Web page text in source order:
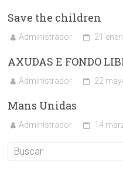
Save the children
Administrador 21
AXUDAS E FONDO
Administrador 22
Mans Unidas
Administrador 14